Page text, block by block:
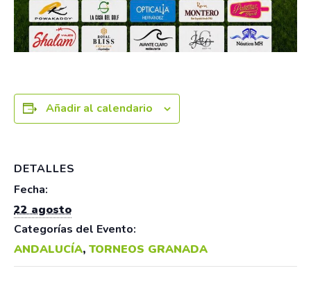
Añadir al calendario
DETALLES
Fecha:
22 agosto
Categorías del Evento:
ANDALUCÍA, TORNEOS GRANADA